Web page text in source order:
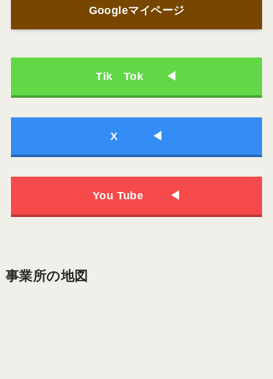
Googleマイページ
Tik Tok ◀
X ◀
You Tube ◀
事業所の地図